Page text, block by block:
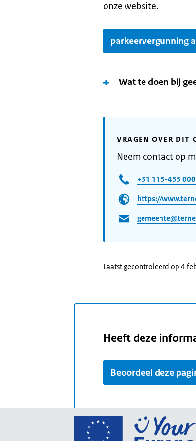
onze website.
parkeervergunning
Wat te doen bij
VRAGEN OVER DIT
Neem contact op
+31 115-455 000
https://
Laatst gecontroleerd op 4
Heeft deze
Beoordeel deze